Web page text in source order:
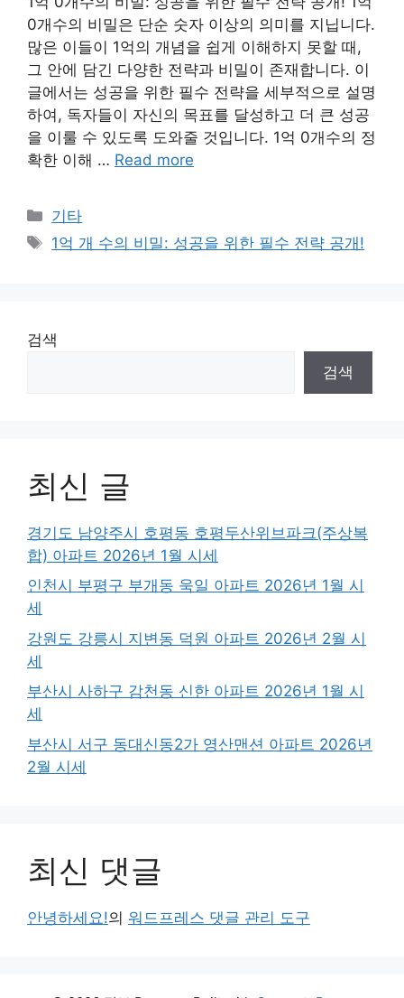
0개수의 비밀은 단순 숫자 이상의 의미를 지닙니다.
많은 이들이 1억의 개념을 쉽게 이해하지 못할 때,
그 안에 담긴 다양한 전략과 비밀이 존재합니다. 이
글에서는 성공을 위한 필수 전략을 세부적으로 설명
하여, 독자들이 자신의 목표를 달성하고 더 큰 성공
을 이룰 수 있도록 도와줄 것입니다. 1억 0개수의 정
확한 이해 … Read more
Categories
기타
Tags
1억 개 수의 비밀: 성공을 위한 필수 전략 공개!
검색
검색
최신 글
경기도 남양주시 호평동 호평두산위브파크(주상복
합) 아파트 2026년 1월 시세
인천시 부평구 부개동 욱일 아파트 2026년 1월 시
세
강원도 강릉시 지변동 덕원 아파트 2026년 2월 시
세
부산시 사하구 감천동 신한 아파트 2026년 1월 시
세
부산시 서구 동대신동2가 영산맨션 아파트 2026년
2월 시세
최신 댓글
안녕하세요!의 워드프레스 댓글 관리 도구